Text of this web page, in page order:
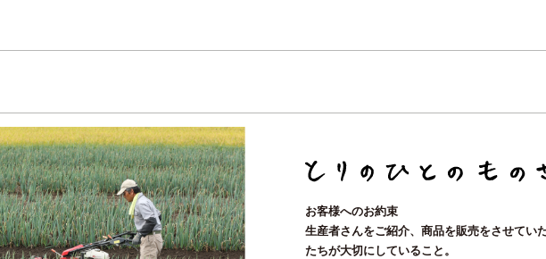
お客様へのお約束
生産者さんをご紹介、商品を販売をさせてい
たちが大切にしていること。